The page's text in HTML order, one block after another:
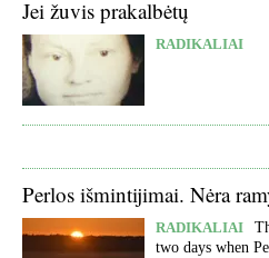
Jei žuvis prakalbėtų
RADIKALIAI
Perlos išmintijimai. Nėra
RADIKALIAI
two days when